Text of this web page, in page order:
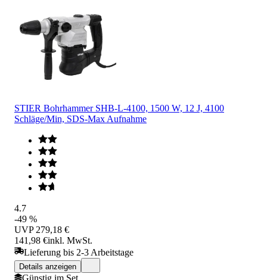
STIER Bohrhammer SHB-L-4100, 1500 W, 12 J, 4100
Schläge/Min, SDS-Max Aufnahme
4.7
-49 %
UVP 279,18 €
141,98 €inkl. MwSt.
Lieferung bis 2-3 Arbeitstage
Details anzeigen
Günstig im Set